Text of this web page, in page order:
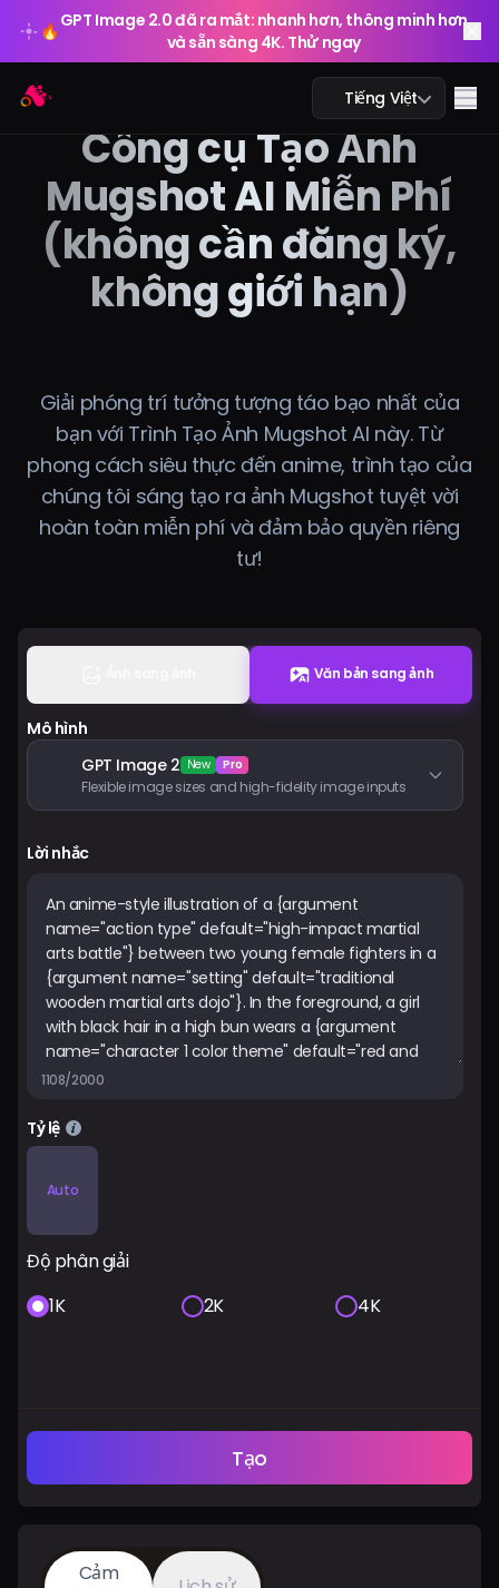
🔥 GPT Image 2.0 đã ra mắt: nhanh hơn, thông minh hơn
và sẵn sàng 4K. Thử ngay
Tiếng Việt
Trò chuyện AI
AI học tập
Video AI
Công cụ AI
Bảng giá
🔥
GPT Image 2.0 đã ra mắt: nhanh hơn, thông minh hơn
Công cụ Tạo Ảnh
Mugshot AI Miễn Phí
(không cần đăng ký,
không giới hạn)
Giải phóng trí tưởng tượng táo bạo nhất của
bạn với Trình Tạo Ảnh Mugshot AI này. Từ
phong cách siêu thực đến anime, trình tạo của
chúng tôi sáng tạo ra ảnh Mugshot tuyệt vời
hoàn toàn miễn phí và đảm bảo quyền riêng
tư!
Văn bản sang ảnh
Mô hình
GPT Image 2 New Pro
Flexible image sizes and high-fidelity image inputs
Lời nhắc
1108/2000
Tỷ lệ
Auto
Độ phân giải
1K
2K 4K
Tạo
Cảm